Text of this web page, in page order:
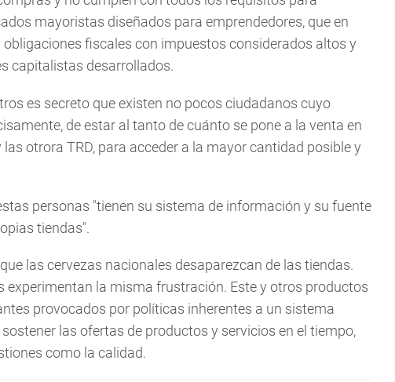
mayoristas diseñados para emprendedores, que en
obligaciones fiscales con impuestos considerados altos y
capitalistas desarrollados.
es secreto que existen no pocos ciudadanos cuyo
de estar al tanto de cuánto se pone a la venta en
las otrora TRD, para acceder a la mayor cantidad posible y
personas "tienen su sistema de información y su fuente
tiendas".
las cervezas nacionales desaparezcan de las tiendas.
experimentan la misma frustración. Este y otros productos
provocados por políticas inherentes a un sistema
las ofertas de productos y servicios en el tiempo,
como la calidad.